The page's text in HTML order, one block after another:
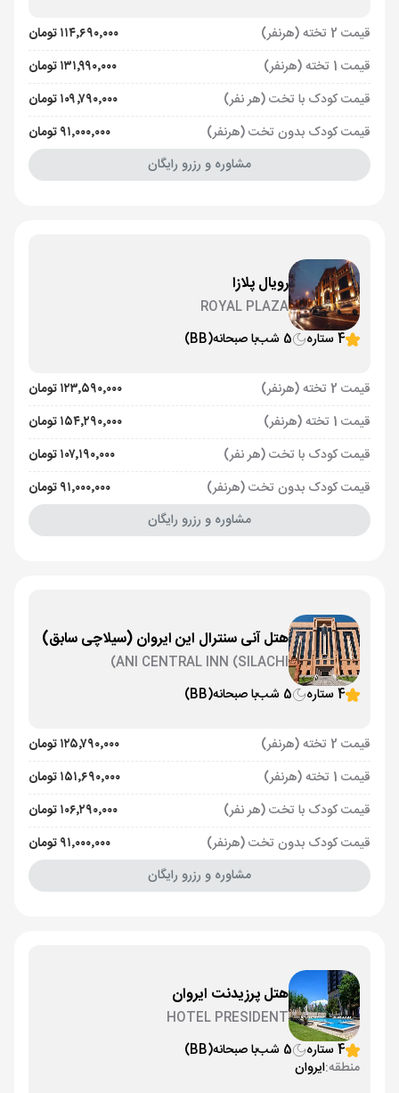
قیمت 2 تخته (هرنفر)
۱۱۴٬۶۹۰٬۰۰۰ تومان
قیمت 1 تخته (هرنفر)
۱۳۱٬۹۹۰٬۰۰۰ تومان
قیمت کودک با تخت (هر نفر)
۱۰۹٬۷۹۰٬۰۰۰ تومان
قیمت کودک بدون تخت (هرنفر)
۹۱٬۰۰۰٬۰۰۰ تومان
مشاوره و رزرو رایگان
رویال پلازا
ROYAL PLAZA
4 ستاره
5 شب با صبحانه(BB)
قیمت 2 تخته (هرنفر)
۱۲۳٬۵۹۰٬۰۰۰ تومان
قیمت 1 تخته (هرنفر)
۱۵۴٬۲۹۰٬۰۰۰ تومان
قیمت کودک با تخت (هر نفر)
۱۰۷٬۱۹۰٬۰۰۰ تومان
قیمت کودک بدون تخت (هرنفر)
۹۱٬۰۰۰٬۰۰۰ تومان
مشاوره و رزرو رایگان
هتل آنی سنترال این ایروان (سیلاچی سابق)
ANI CENTRAL INN (SILACHI)
4 ستاره
5 شب با صبحانه(BB)
قیمت 2 تخته (هرنفر)
۱۲۵٬۷۹۰٬۰۰۰ تومان
قیمت 1 تخته (هرنفر)
۱۵۱٬۶۹۰٬۰۰۰ تومان
قیمت کودک با تخت (هر نفر)
۱۰۶٬۲۹۰٬۰۰۰ تومان
قیمت کودک بدون تخت (هرنفر)
۹۱٬۰۰۰٬۰۰۰ تومان
مشاوره و رزرو رایگان
هتل پرزیدنت ایروان
HOTEL PRESIDENT
4 ستاره
5 شب با صبحانه(BB)
منطقه:ایروان